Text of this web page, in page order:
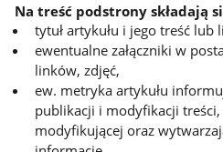
Na treść podstrony składają
tytuł artykułu i jego treść lub
ewentualne załączniki w
linków, zdjęć,
ew. metryka artykułu
publikacji i modyfikacji
modyfikującej oraz